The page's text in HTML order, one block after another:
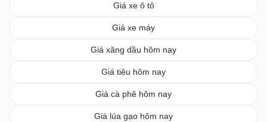
Giá xe ô tô
Giá xe máy
Giá xăng dầu hôm nay
Giá tiêu hôm nay
Giá cà phê hôm nay
Giá lúa gạo hôm nay